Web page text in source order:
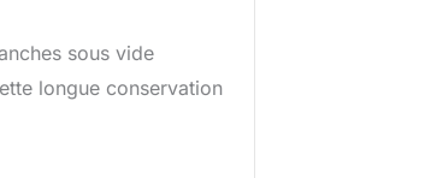
sous vide
longue conservation